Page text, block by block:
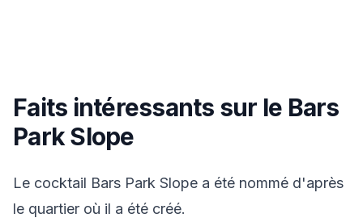
Faits intéressants sur le Bars
Park Slope
Le cocktail Bars Park Slope a été nommé d'après
le quartier où il a été créé.